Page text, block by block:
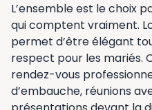
L’ensemble est le choix
qui comptent vraiment.
permet d’être élégant
respect pour les mariés.
rendez-vous
d’embauche, réunions